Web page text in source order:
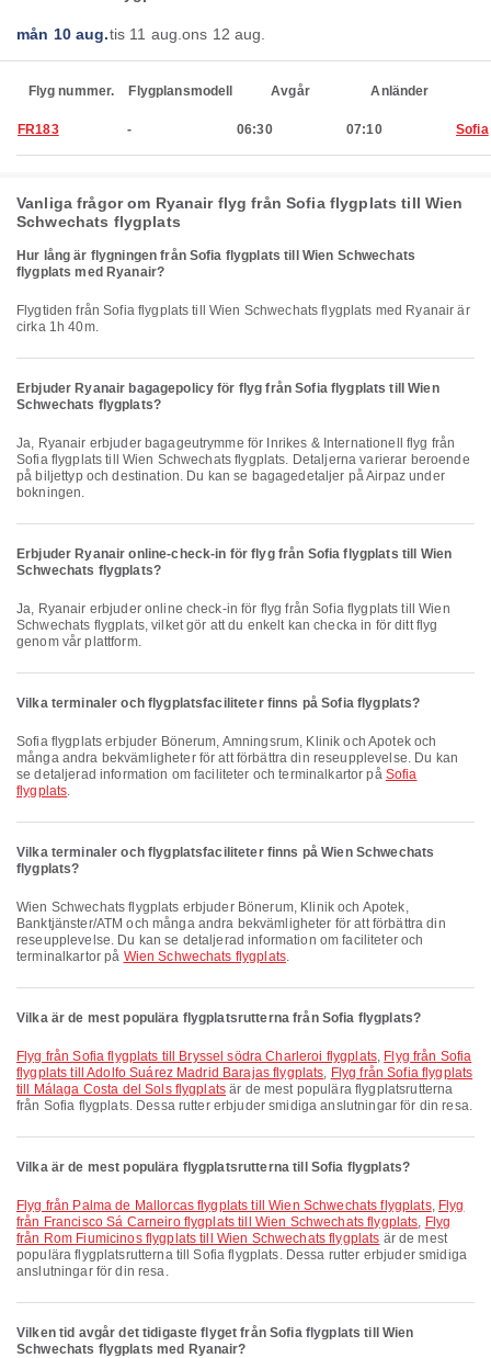
mån 10 aug.tis 11 aug.ons 12 aug.
Flyg nummer. Flygplansmodell Avgår Anländer
FR183 - 06:30 07:10 Sofia
Vanliga frågor om Ryanair flyg från Sofia flygplats till Wien
Schwechats flygplats
Hur lång är flygningen från Sofia flygplats till Wien Schwechats
flygplats med Ryanair?
Flygtiden från Sofia flygplats till Wien Schwechats flygplats med Ryanair är
cirka 1h 40m.
Erbjuder Ryanair bagagepolicy för flyg från Sofia flygplats till Wien
Schwechats flygplats?
Ja, Ryanair erbjuder bagageutrymme för Inrikes & Internationell flyg från
Sofia flygplats till Wien Schwechats flygplats. Detaljerna varierar beroende
på biljettyp och destination. Du kan se bagagedetaljer på Airpaz under
bokningen.
Erbjuder Ryanair online-check-in för flyg från Sofia flygplats till Wien
Schwechats flygplats?
Ja, Ryanair erbjuder online check-in för flyg från Sofia flygplats till Wien
Schwechats flygplats, vilket gör att du enkelt kan checka in för ditt flyg
genom vår plattform.
Vilka terminaler och flygplatsfaciliteter finns på Sofia flygplats?
Sofia flygplats erbjuder Bönerum, Amningsrum, Klinik och Apotek och
många andra bekvämligheter för att förbättra din reseupplevelse. Du kan
se detaljerad information om faciliteter och terminalkartor på Sofia
flygplats.
Vilka terminaler och flygplatsfaciliteter finns på Wien Schwechats
flygplats?
Wien Schwechats flygplats erbjuder Bönerum, Klinik och Apotek,
Banktjänster/ATM och många andra bekvämligheter för att förbättra din
reseupplevelse. Du kan se detaljerad information om faciliteter och
terminalkartor på Wien Schwechats flygplats.
Vilka är de mest populära flygplatsrutterna från Sofia flygplats?
Flyg från Sofia flygplats till Bryssel södra Charleroi flygplats, Flyg från Sofia
flygplats till Adolfo Suárez Madrid Barajas flygplats, Flyg från Sofia flygplats
till Málaga Costa del Sols flygplats är de mest populära flygplatsrutterna
från Sofia flygplats. Dessa rutter erbjuder smidiga anslutningar för din resa.
Vilka är de mest populära flygplatsrutterna till Sofia flygplats?
Flyg från Palma de Mallorcas flygplats till Wien Schwechats flygplats, Flyg
från Francisco Sá Carneiro flygplats till Wien Schwechats flygplats, Flyg
från Rom Fiumicinos flygplats till Wien Schwechats flygplats är de mest
populära flygplatsrutterna till Sofia flygplats. Dessa rutter erbjuder smidiga
anslutningar för din resa.
Vilken tid avgår det tidigaste flyget från Sofia flygplats till Wien
Schwechats flygplats med Ryanair?